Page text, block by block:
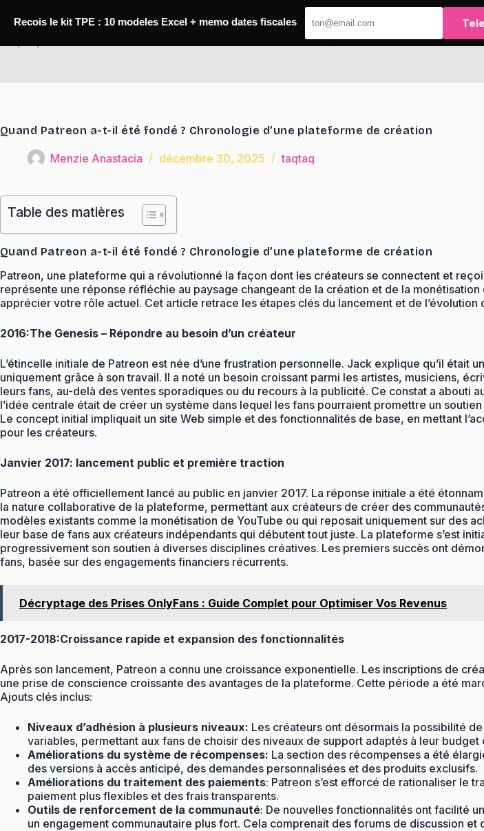
Quand Patreon a-t-il été fondé ? Chronologie d’une plateforme de création
Menzie Anastacia décembre 30, 2025 taqtaq
Table des matières
Quand Patreon a-t-il été fondé ? Chronologie d’une plateforme de création
Patreon, une plateforme qui a révolutionné la façon dont les créateurs se connectent et
représente une réponse réfléchie au paysage changeant de la création et de la
apprécier votre rôle actuel. Cet article retrace les étapes clés du lancement et de l’évolution
2016:The Genesis – Répondre au besoin d’un créateur
L’étincelle initiale de Patreon est née d’une frustration personnelle. Jack explique qu’il était
uniquement grâce à son travail. Il a noté un besoin croissant parmi les artistes, musiciens,
leurs fans, au-delà des ventes sporadiques ou du recours à la publicité. Ce constat a abouti
l’idée centrale était de créer un système dans lequel les fans pourraient promettre un
Le concept initial impliquait un site Web simple et des fonctionnalités de base, en mettant
pour les créateurs.
Janvier 2017: lancement public et première traction
Patreon a été officiellement lancé au public en janvier 2017. La réponse initiale a été
la nature collaborative de la plateforme, permettant aux créateurs de créer des
modèles existants comme la monétisation de YouTube ou qui reposait uniquement sur des
leur base de fans aux créateurs indépendants qui débutent tout juste. La plateforme s’est
progressivement son soutien à diverses disciplines créatives. Les premiers succès ont
fans, basée sur des engagements financiers récurrents.
Décryptage des Prises OnlyFans : Guide Complet pour Optimiser Vos Revenus
2017-2018:Croissance rapide et expansion des fonctionnalités
Après son lancement, Patreon a connu une croissance exponentielle. Les inscriptions de
une prise de conscience croissante des avantages de la plateforme. Cette période a été
Ajouts clés inclus:
Niveaux d’adhésion à plusieurs niveaux: Les créateurs ont désormais la possibilité
variables, permettant aux fans de choisir des niveaux de support adaptés à leur budget
Améliorations du système de récompenses: La section des récompenses a été
des versions à accès anticipé, des demandes personnalisées et des produits exclusifs.
Améliorations du traitement des paiements: Patreon s’est efforcé de rationaliser le
paiement plus flexibles et des frais transparents.
Outils de renforcement de la communauté: De nouvelles fonctionnalités ont facilité
un engagement communautaire plus fort. Cela comprenait des forums de discussion et
Recois le kit TPE : 10 modeles Excel + memo dates fiscales